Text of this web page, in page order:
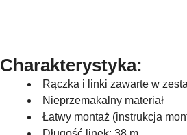
Charakterystyka:
Rączka i linki zawarte w
Nieprzemakalny materiał
Łatwy montaż (instrukcja